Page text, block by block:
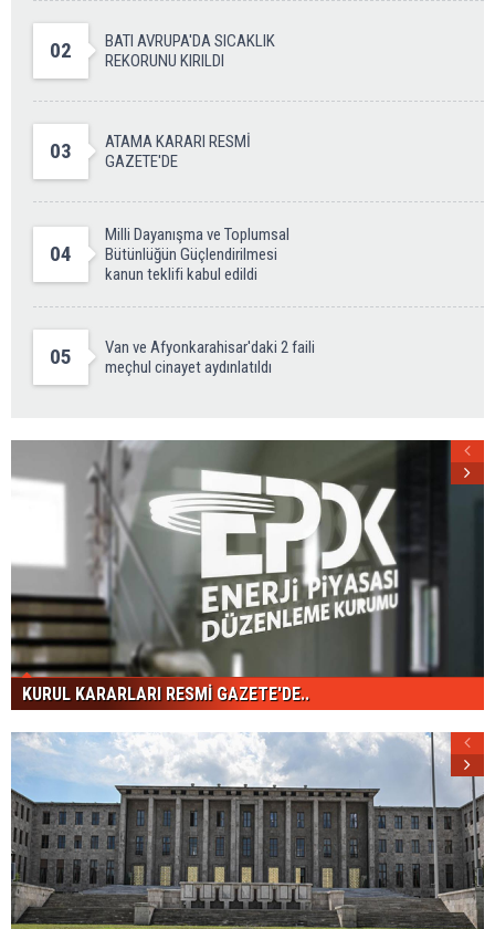
02
BATI AVRUPA'DA SICAKLIK
REKORUNU KIRILDI
03
ATAMA KARARI RESMİ
GAZETE'DE
04
Milli Dayanışma ve Toplumsal
Bütünlüğün Güçlendirilmesi
kanun teklifi kabul edildi
05
Van ve Afyonkarahisar'daki 2 faili
meçhul cinayet aydınlatıldı
KURUL KARARLARI RESMİ GAZETE'DE..